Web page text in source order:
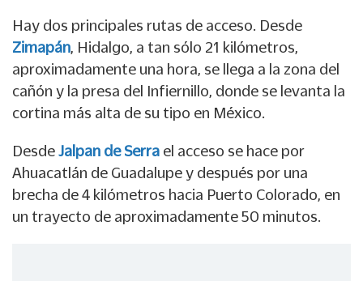
Hay dos principales rutas de acceso. Desde
Zimapán, Hidalgo, a tan sólo 21 kilómetros,
aproximadamente una hora, se llega a la zona del
cañón y la presa del Infiernillo, donde se levanta la
cortina más alta de su tipo en México.
Desde Jalpan de Serra el acceso se hace por
Ahuacatlán de Guadalupe y después por una
brecha de 4 kilómetros hacia Puerto Colorado, en
un trayecto de aproximadamente 50 minutos.